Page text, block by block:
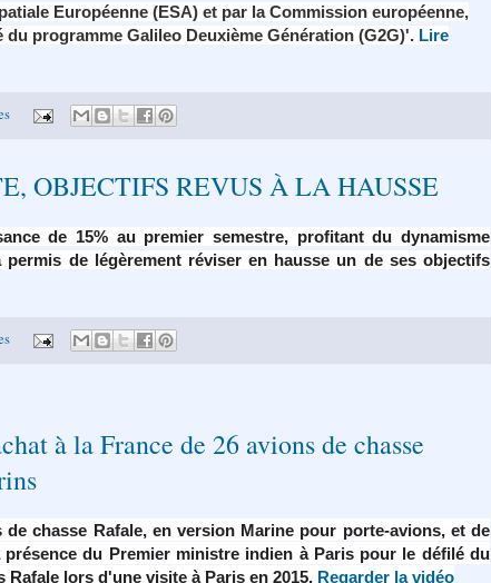
Européenne (ESA) et par la Commission européenne,
programme Galileo Deuxième Génération (G2G)'. Lire
OBJECTIFS REVUS À LA HAUSSE
de 15% au premier semestre, profitant du dynamisme
de légèrement réviser en hausse un de ses objectifs
à la France de 26 avions de chasse
chasse Rafale, en version Marine pour porte-avions, et de
du Premier ministre indien à Paris pour le défilé du
lors d'une visite à Paris en 2015. Regarder la vidéo